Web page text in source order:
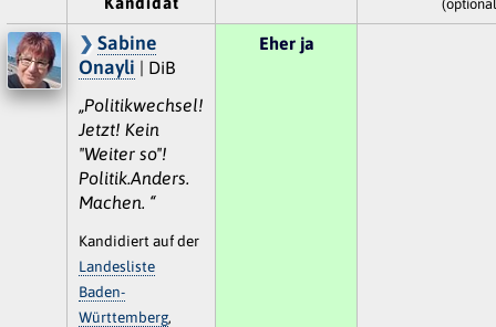
Sabine
Onayli | DiB
„Politikwechsel!
Jetzt! Kein
"Weiter so"!
Politik.Anders.
Machen. “
Kandidiert auf der
Landesliste
Baden-
Württemberg,
Eher ja